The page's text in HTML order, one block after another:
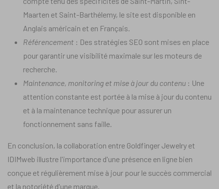
Maarten et Saint-Barthélemy, le site est disponible en
Anglais américain et en Français.
Référencement : Des stratégies SEO sont mises en place
pour garantir une visibilité maximale sur les moteurs de
recherche.
Maintenance, monitoring et mise à jour du contenu : Une
attention constante est portée à la mise à jour du contenu
et à la maintenance technique pour assurer un
fonctionnement sans faille.
En conclusion, la collaboration entre Goldfinger Jewelry et
IDIMweb illustre l'importance d'une présence en ligne bien
conçue et régulièrement mise à jour pour le succès commercial
et la notoriété d'une marque.